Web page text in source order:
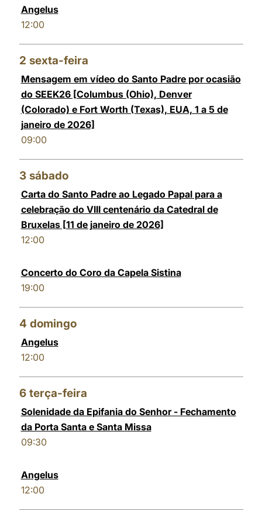
Angelus
12:00
2 sexta-feira
Mensagem em vídeo do Santo Padre por ocasião
do SEEK26 [Columbus (Ohio), Denver
(Colorado) e Fort Worth (Texas), EUA, 1 a 5 de
janeiro de 2026]
09:00
3 sábado
Carta do Santo Padre ao Legado Papal para a
celebração do VIII centenário da Catedral de
Bruxelas [11 de janeiro de 2026]
12:00
Concerto do Coro da Capela Sistina
19:00
4 domingo
Angelus
12:00
6 terça-feira
Solenidade da Epifania do Senhor - Fechamento
da Porta Santa e Santa Missa
09:30
Angelus
12:00